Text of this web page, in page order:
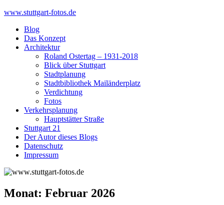
Skip
content
www.stuttgart-fotos.de
Blog
Das Konzept
Architektur
Roland Ostertag – 1931-2018
Blick über Stuttgart
Stadtplanung
Stadtbibliothek Mailänderplatz
Verdichtung
Fotos
Verkehrsplanung
Hauptstätter Straße
Stuttgart 21
Der Autor dieses Blogs
Datenschutz
Impressum
Monat: Februar 2026